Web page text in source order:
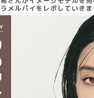
メルパイをレポしていきま